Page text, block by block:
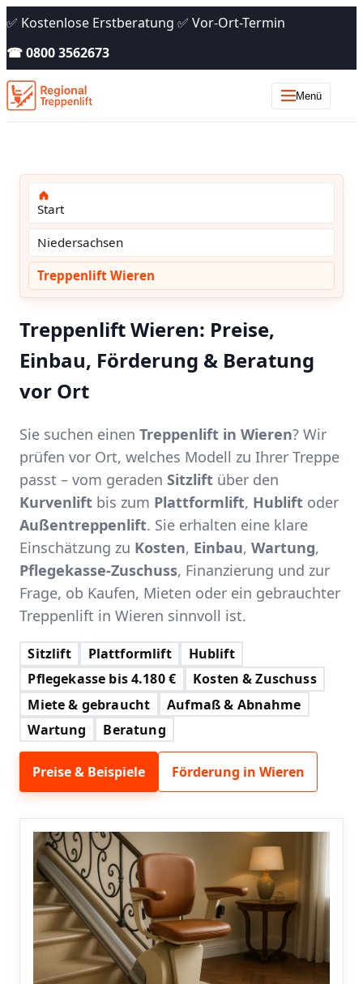
✅ Kostenlose Erstberatung ✅ Vor-Ort-Termin
☎ 0800 3562673
Menü
Start
Niedersachsen
Treppenlift Wieren
Treppenlift Wieren: Preise,
Einbau, Förderung & Beratung
vor Ort
Sie suchen einen Treppenlift in Wieren? Wir
prüfen vor Ort, welches Modell zu Ihrer Treppe
passt – vom geraden Sitzlift über den
Kurvenlift bis zum Plattformlift, Hublift oder
Außentreppenlift. Sie erhalten eine klare
Einschätzung zu Kosten, Einbau, Wartung,
Pflegekasse-Zuschuss, Finanzierung und zur
Frage, ob Kaufen, Mieten oder ein gebrauchter
Treppenlift in Wieren sinnvoll ist.
Sitzlift Plattformlift
Hublift
Pflegekasse bis 4.180 €
Kosten & Zuschuss
Miete & gebraucht
Aufmaß & Abnahme
Wartung
Beratung
Preise & Beispiele Förderung in Wieren